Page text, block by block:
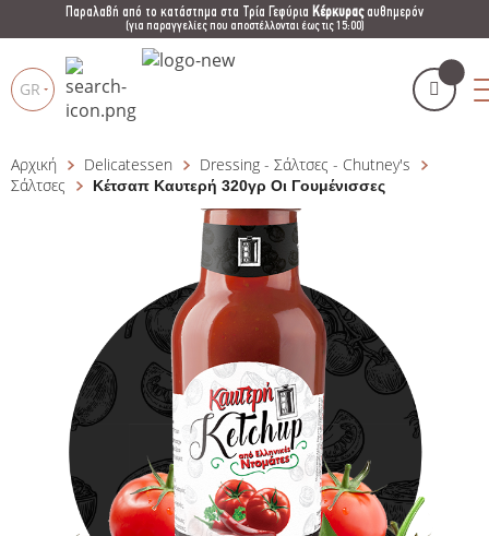
Παραλαβή από το κατάστημα στα Τρία Γεφύρια Κέρκυραςαυθημερόν
(για παραγγελίες που αποστέλλονται έως τις 15:00)
GR
Products
search
Το καλάθι μου ()
ΑΓΌΡΑΣΕ ΤΏΡΑ
Αρχική Delicatessen
Dressing - Σάλτσες - Chutney's
Σάλτσες
Κέτσαπ Καυτερή 320γρ Οι Γουμένισσες